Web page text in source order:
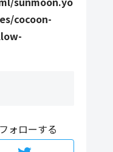
cocoon-
ォローする